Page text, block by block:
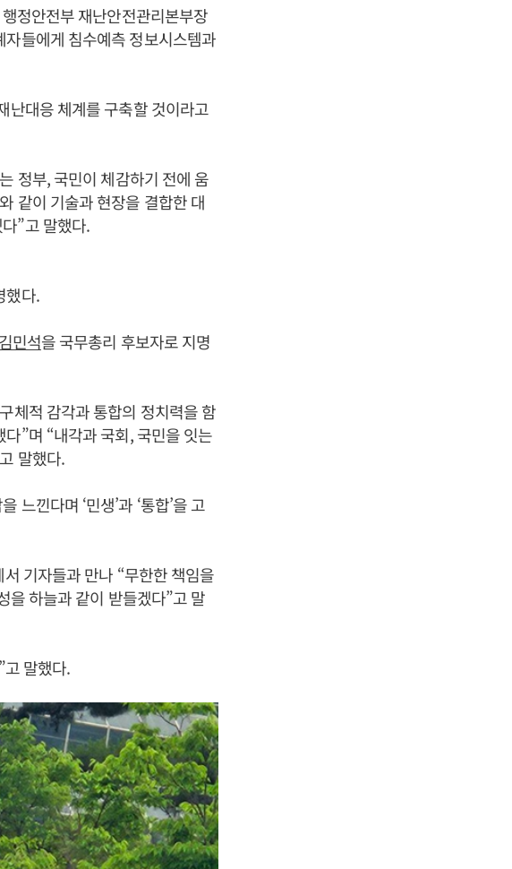
정안전부 재난안전관리본부장
들에게 침수예측 정보시스템과
난대응 체계를 구축할 것이라고
정부, 국민이 체감하기 전에 움
같이 기술과 현장을 결합한 대
”고 말했다.
했다.
김민석을 국무총리 후보자로 지명
체적 감각과 통합의 정치력을 함
”며 “내각과 국회, 국민을 잇는
말했다.
느낀다며 ‘민생’과 ‘통합’을 고
기자들과 만나 “무한한 책임을
을 하늘과 같이 받들겠다”고 말
말했다.